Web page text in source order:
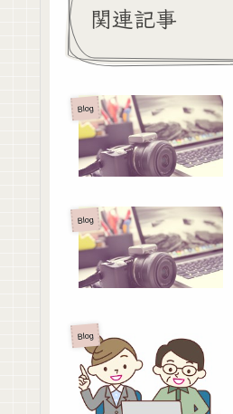
関連記事
Blog
Blog
Blog